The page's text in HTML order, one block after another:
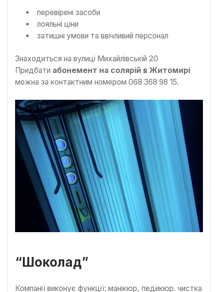
перевірені засоби
лояльні ціни
затишні умови та ввічливий персонал
Знаходиться на вулиці Михайлівській 20
Придбати абонемент на солярій в Житомирі
можна за контактним номером 068 368 98 15.
“Шоколад”
Компанії виконує функції: манікюр, педикюр. чистка